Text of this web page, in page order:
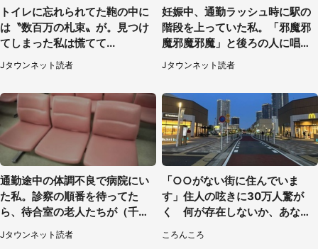
トイレに忘れられてた鞄の中に
は〝数百万の札束〟が。見つけ
てしまった私は慌てて...
Jタウンネット読者
妊娠中、通勤ラッシュ時に駅の
階段を上っていた私。「邪魔邪
魔邪魔邪魔」と後ろの人に唱え
られて（神奈川県・30代女性）
Jタウンネット読者
通勤途中の体調不良で病院にい
た私。診察の順番を待ってた
ら、待合室の老人たちが（千葉
県・50代男性）
Jタウンネット読者
「○○がない街に住んでいま
す」住人の呟きに30万人驚が
く 何が存在しないか、あなた
ころんころ